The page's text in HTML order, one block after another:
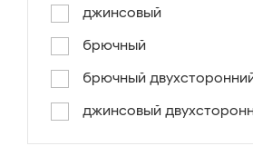
джинсовый
брючный
брючный
джинсовый